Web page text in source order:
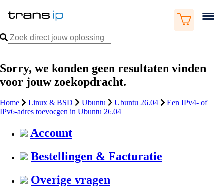
Sorry, we konden geen resultaten vinden
voor jouw zoekopdracht.
Home Linux & BSD Ubuntu Ubuntu 26.04
Een IPv4- of
IPv6-adres toevoegen in Ubuntu 26.04
Account
Bestellingen & Facturatie
Overige vragen